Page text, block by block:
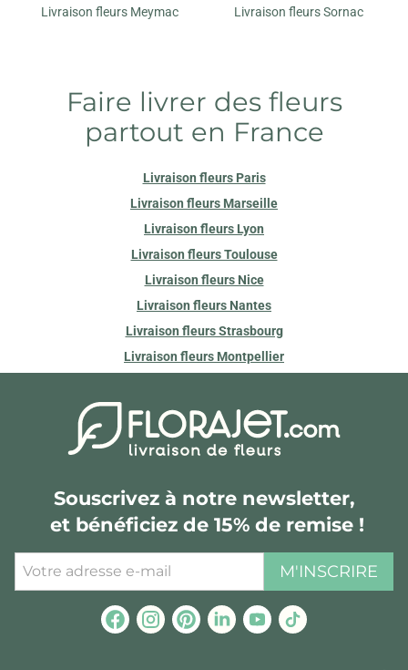
Livraison fleurs Meymac Livraison fleurs Sornac
Faire livrer des fleurs
partout en France
Livraison fleurs Paris
Livraison fleurs Marseille
Livraison fleurs Lyon
Livraison fleurs Toulouse
Livraison fleurs Nice
Livraison fleurs Nantes
Livraison fleurs Strasbourg
Livraison fleurs Montpellier
Souscrivez à notre newsletter,
et bénéficiez de 15% de remise !
M'INSCRIRE